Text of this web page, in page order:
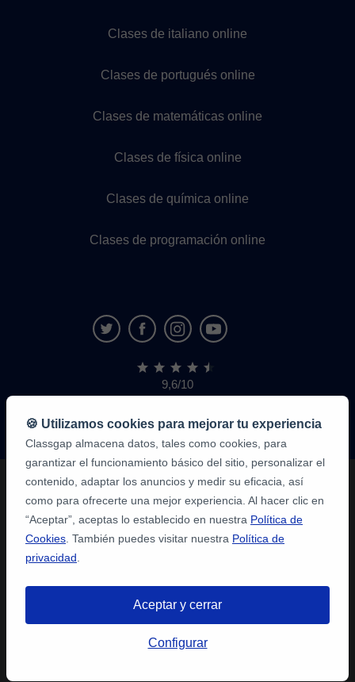
Clases de italiano online
Clases de portugués online
Clases de matemáticas online
Clases de física online
Clases de química online
Clases de programación online
9,6/10
1.339.284
de
alumnos
🍪 Utilizamos cookies para mejorar tu experiencia
Classgap almacena datos, tales como cookies, para
garantizar el funcionamiento básico del sitio, personalizar el
contenido, adaptar los anuncios y medir su eficacia, así
como para ofrecerte una mejor experiencia. Al hacer clic en
“Aceptar”, aceptas lo establecido en nuestra Política de
Cookies . También puedes visitar nuestra Política de
privacidad
Aceptar y cerrar
Configurar